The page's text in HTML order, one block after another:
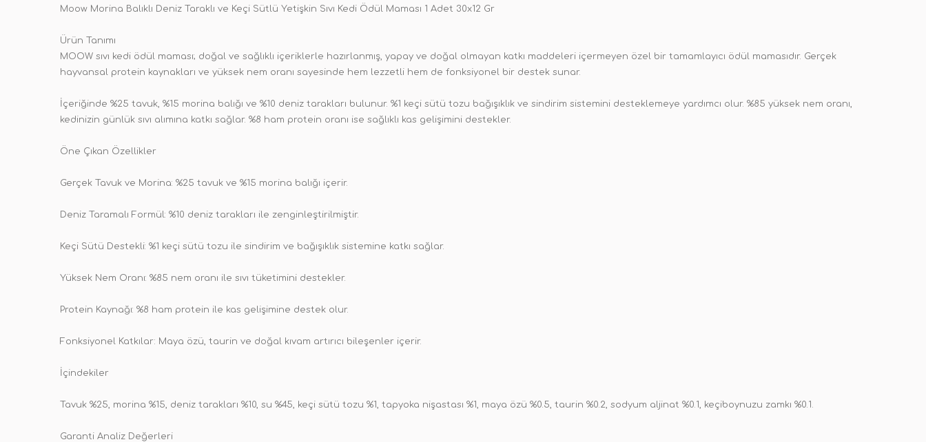
Moow Morina Balıklı Deniz Taraklı ve Keçi Sütlü Yetişkin Sıvı Kedi Ödül Maması 1 Adet 30x12 Gr
Ürün Tanımı
MOOW sıvı kedi ödül maması; doğal ve sağlıklı içeriklerle hazırlanmış, yapay ve doğal olmayan katkı maddeleri içermeyen özel bir tamamlayıcı ödül mamasıdır. Gerçek
hayvansal protein kaynakları ve yüksek nem oranı sayesinde hem lezzetli hem de fonksiyonel bir destek sunar.
İçeriğinde %25 tavuk, %15 morina balığı ve %10 deniz tarakları bulunur. %1 keçi sütü tozu bağışıklık ve sindirim sistemini desteklemeye yardımcı olur. %85 yüksek nem oranı,
kedinizin günlük sıvı alımına katkı sağlar. %8 ham protein oranı ise sağlıklı kas gelişimini destekler.
Öne Çıkan Özellikler
Gerçek Tavuk ve Morina: %25 tavuk ve %15 morina balığı içerir.
Deniz Taramalı Formül: %10 deniz tarakları ile zenginleştirilmiştir.
Keçi Sütü Destekli: %1 keçi sütü tozu ile sindirim ve bağışıklık sistemine katkı sağlar.
Yüksek Nem Oranı: %85 nem oranı ile sıvı tüketimini destekler.
Protein Kaynağı: %8 ham protein ile kas gelişimine destek olur.
Fonksiyonel Katkılar: Maya özü, taurin ve doğal kıvam artırıcı bileşenler içerir.
İçindekiler
Tavuk %25, morina %15, deniz tarakları %10, su %45, keçi sütü tozu %1, tapyoka nişastası %1, maya özü %0.5, taurin %0.2, sodyum aljinat %0.1, keçiboynuzu zamkı %0.1.
Garanti Analiz Değerleri